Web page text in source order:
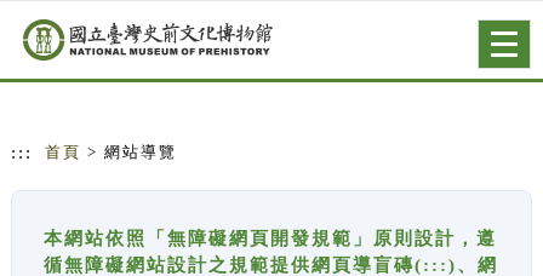
跳到主要內容
網站導覽
::: 首頁 > 網站導覽
本網站依照「無障礙網頁開發規範」原則設計，遵
循無障礙網站設計之規範提供網頁導盲磚(:::)、網